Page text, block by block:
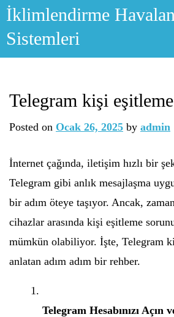
Skip
content
İklimlendirme
Sistemleri
Telegram kişi eşitleme
Posted on Ocak 26, 2025 by admin
İnternet çağında, iletişim hızlı bir
Telegram gibi anlık mesajlaşma
bir adım öteye taşıyor. Ancak,
cihazlar arasında kişi eşitleme
mümkün olabiliyor. İşte, Telegram
anlatan adım adım bir rehber.
Telegram Hesabınızı Açın